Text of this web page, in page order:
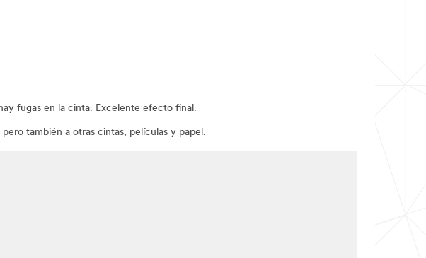
fugas en la cinta. Excelente efecto final.
también a otras cintas, películas y papel.